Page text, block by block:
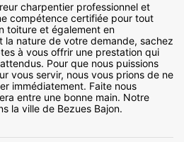
charpentier professionnel et
compétence certifiée pour tout
toiture et également en
la nature de votre demande, sachez
à vous offrir une prestation qui
Pour que nous puissions
vous servir, nous vous prions de ne
immédiatement. Faite nous
entre une bonne main. Notre
la ville de Bezues Bajon.